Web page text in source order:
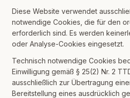
Diese Website verwendet
notwendige Cookies, die für den
erforderlich sind. Es werden
oder Analyse-Cookies eingesetzt.
Technisch notwendige Cookies
Einwilligung gemäß § 25(2) Nr. 2
ausschließlich zur Übertragung
Bereitstellung eines ausdrücklich